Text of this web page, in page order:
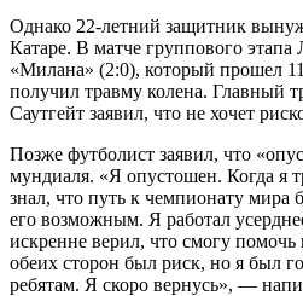
Однако 22-летний защитник
Катаре. В матче группового
«Милана» (2:0), который прошел
получил травму колена. Главный
Саутгейт заявил, что не хочет
Позже футболист заявил, что
мундиаля. «Я опустошен. Когда я
знал, что путь к чемпионату мира
его возможным. Я работал
искренне верил, что смогу
обеих сторон был риск, но я был
ребятам. Я скоро вернусь», —